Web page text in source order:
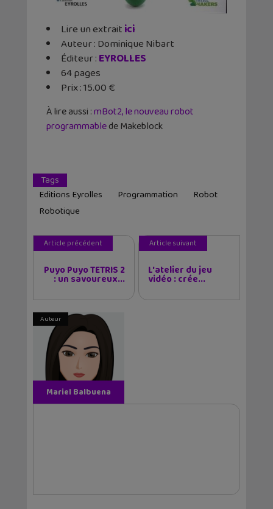
Lire un extraitici
Auteur : Dominique Nibart
Éditeur :EYROLLES
64 pages
Prix : 15.00 €
À lire aussi :mBot2, le nouveau robot
programmablede Makeblock
Tags
Editions Eyrolles
Programmation
Robot
Robotique
Article précédent
Puyo Puyo TETRIS 2
: un savoureux...
Article suivant
L'atelier du jeu
vidéo : crée...
Auteur
Mariel Balbuena